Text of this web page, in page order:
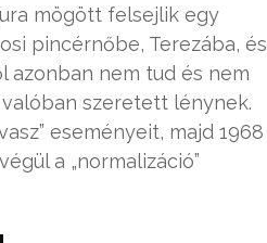
mögött felsejlik egy
pincérnőbe, Terezába, és
azonban nem tud és nem
szeretett lénynek.
eseményeit, majd 1968
a „normalizáció”